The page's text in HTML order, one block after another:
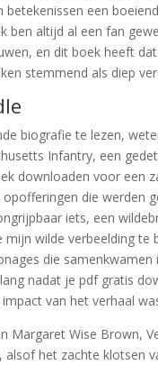
een
ben altijd al een fan
en dit boek heeft
stemmend als diep
biografie te lezen,
Infantry, een
downloaden voor een
die werden
iets, een
wilde verbeelding
die
nadat je pdf gratis
van het verhaal
Margaret Wise Brown,
het zachte klotsen